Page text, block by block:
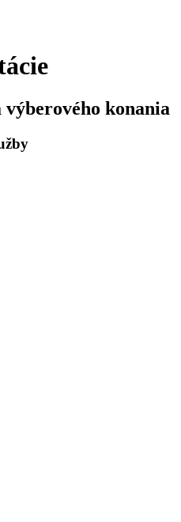
konania